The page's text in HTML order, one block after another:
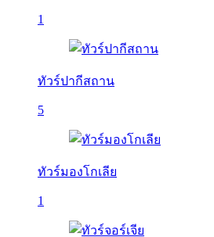
1
ทัวร์ปากีสถาน
5
ทัวร์มองโกเลีย
1